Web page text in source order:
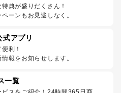
典が盛りだくさん！
ーンもお見逃しなく。
アプリ
利！
報をお知らせします。
一覧